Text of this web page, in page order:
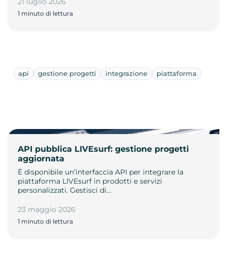
1 minuto di lettura
api gestione progetti integrazione piattaforma
API pubblica LIVEsurf: gestione progetti
aggiornata
È disponibile un’interfaccia API per integrare la
piattaforma LIVEsurf in prodotti e servizi
personalizzati. Gestisci di…
23 maggio 2026
1 minuto di lettura